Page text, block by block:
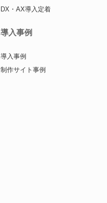
DX・AX導入定着
導入事例
導入事例
制作サイト事例